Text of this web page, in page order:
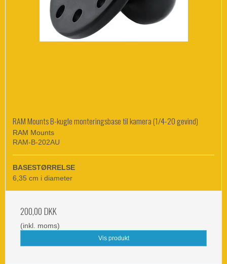
RAM Mounts B-kugle monteringsbase til kamera (1/4-20 gevind)
RAM Mounts
RAM-B-202AU
BASESTØRRELSE
6,35 cm i diameter
200,00 DKK
(inkl. moms)
Vis produkt